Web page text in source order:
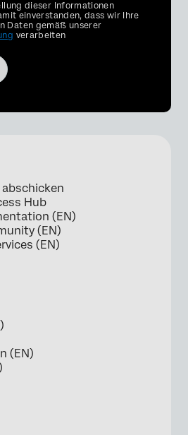
dieser Informationen
einverstanden, dass wir Ihre
Daten gemäß unserer
verarbeiten
Hub
(EN)
(EN)
(EN)
(EN)